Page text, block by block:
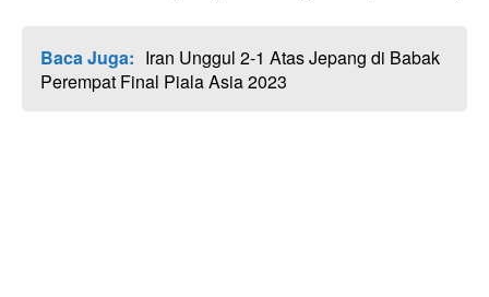
Baca Juga: Iran Unggul 2-1 Atas Jepang di Babak
Perempat Final Piala Asia 2023